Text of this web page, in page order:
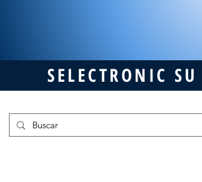
SELECTRONIC